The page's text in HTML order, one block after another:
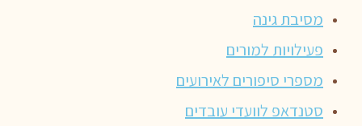
מסיבת גינה
פעילויות למורים
מספרי סיפורים לאירועים
סטנדאפ לוועדי עובדים